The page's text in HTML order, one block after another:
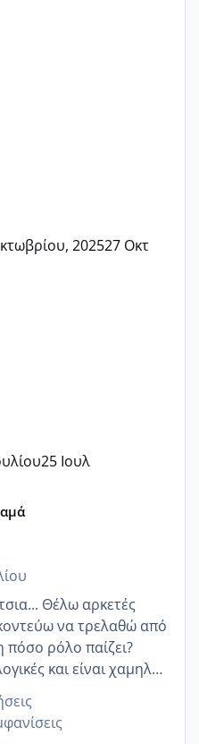
202527 Οκτ
25 Ιουλ
Θέλω αρκετές
ρόλο παίζει?
και είναι χαμηλή
Είχα ήδη μια
έπρεπε να τερματιστεί
και προσπαθώ 7